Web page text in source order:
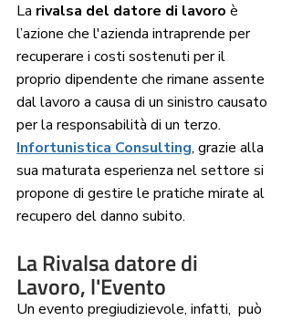
La rivalsa del datore di lavoro è
l’azione che l'azienda intraprende per
recuperare i costi sostenuti per il
proprio dipendente che rimane assente
dal lavoro a causa di un sinistro causato
per la responsabilità di un terzo.
Infortunistica Consulting, grazie alla
sua maturata esperienza nel settore si
propone di gestire le pratiche mirate al
recupero del danno subito.
La Rivalsa datore di
Lavoro, l'Evento
Un evento pregiudizievole, infatti,  può